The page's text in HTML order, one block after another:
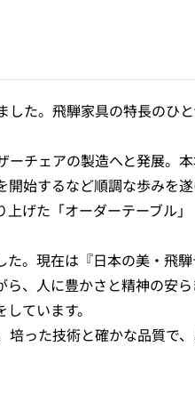
た。飛騨家具の特長のひ
チェアの製造へと発展。
始するなど順調な歩みを遂
げた「オーダーテーブル」
。現在は『日本の美・飛
、人に豊かさと精神の安
ています。
った技術と確かな品質で